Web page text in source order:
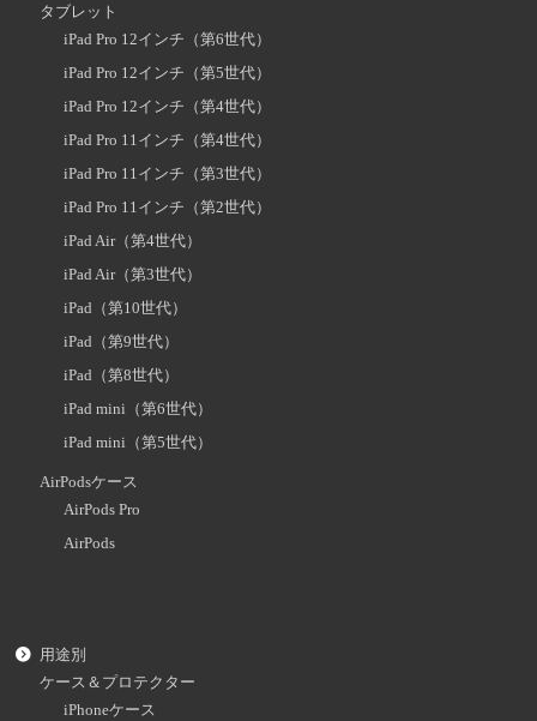
タブレット
iPad Pro 12インチ（第6世代）
iPad Pro 12インチ（第5世代）
iPad Pro 12インチ（第4世代）
iPad Pro 11インチ（第4世代）
iPad Pro 11インチ（第3世代）
iPad Pro 11インチ（第2世代）
iPad Air（第4世代）
iPad Air（第3世代）
iPad（第10世代）
iPad（第9世代）
iPad（第8世代）
iPad mini（第6世代）
iPad mini（第5世代）
AirPodsケース
AirPods Pro
AirPods
用途別
ケース＆プロテクター
iPhoneケース